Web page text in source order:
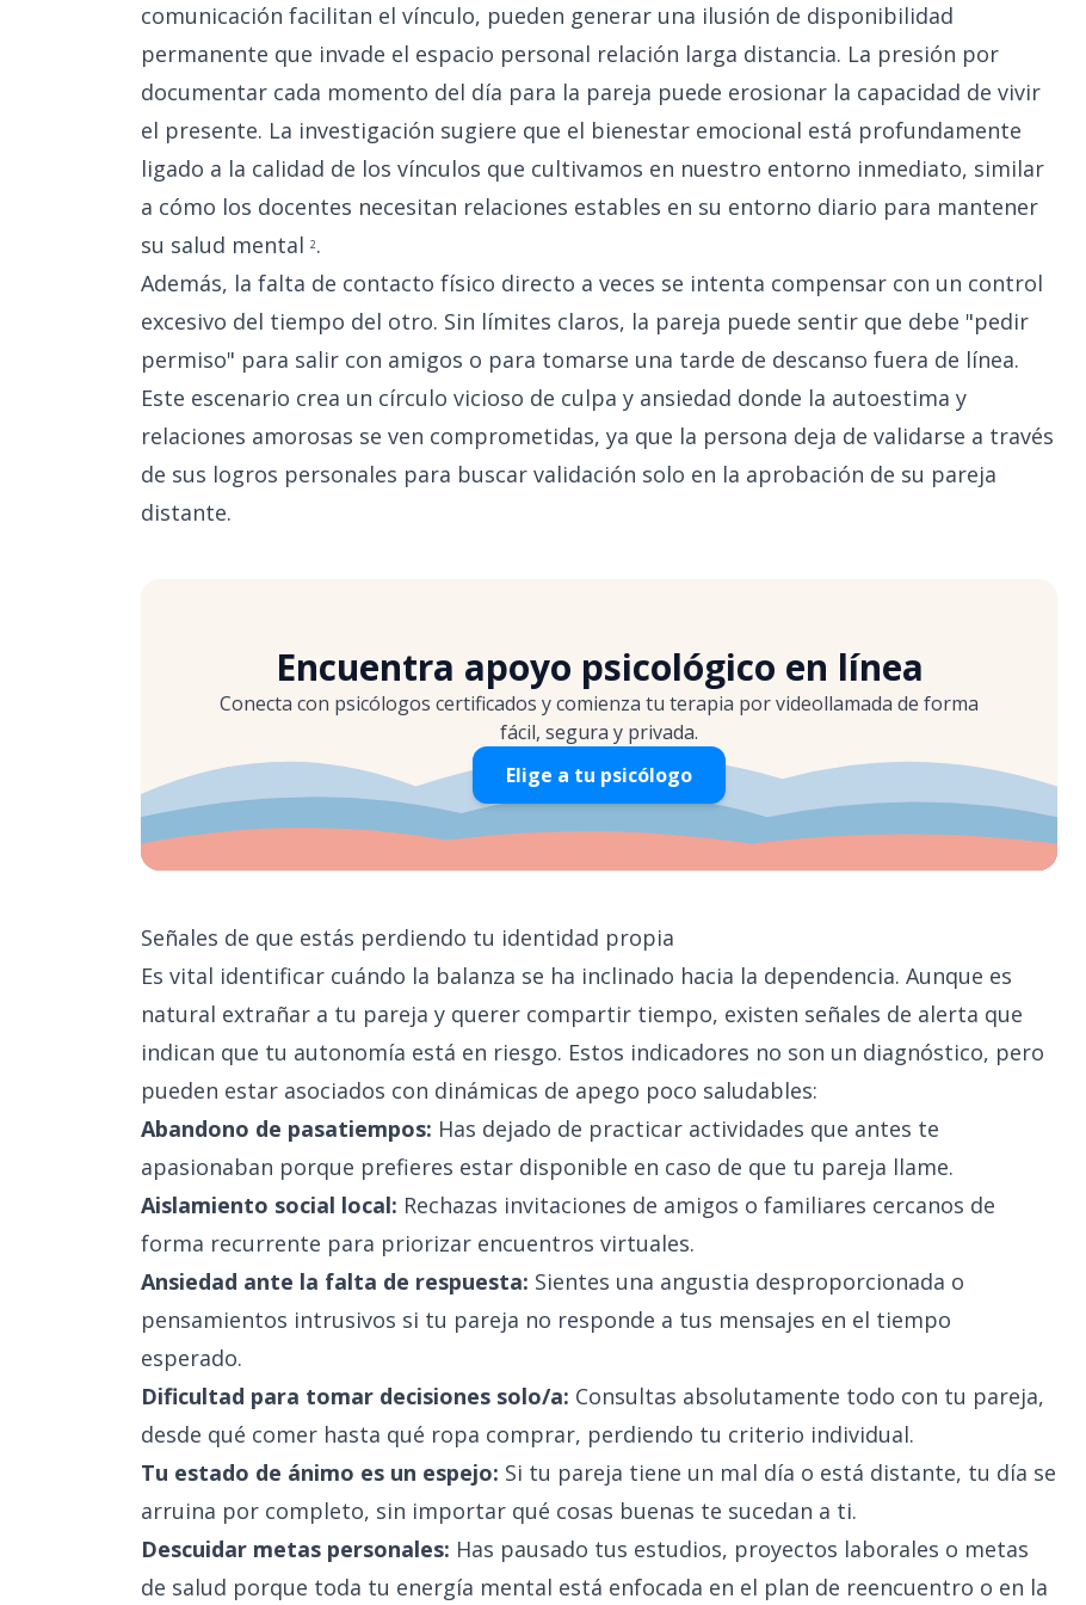
comunicación facilitan el vínculo, pueden generar una ilusión de disponibilidad
permanente que invade el espacio personal relación larga distancia. La presión por
documentar cada momento del día para la pareja puede erosionar la capacidad de vivir
el presente. La investigación sugiere que el bienestar emocional está profundamente
ligado a la calidad de los vínculos que cultivamos en nuestro entorno inmediato, similar
a cómo los docentes necesitan relaciones estables en su entorno diario para mantener
su salud mental 2.
Además, la falta de contacto físico directo a veces se intenta compensar con un control
excesivo del tiempo del otro. Sin límites claros, la pareja puede sentir que debe "pedir
permiso" para salir con amigos o para tomarse una tarde de descanso fuera de línea.
Este escenario crea un círculo vicioso de culpa y ansiedad donde la autoestima y
relaciones amorosas se ven comprometidas, ya que la persona deja de validarse a través
de sus logros personales para buscar validación solo en la aprobación de su pareja
distante.
Encuentra apoyo psicológico en línea
Conecta con psicólogos certificados y comienza tu terapia por videollamada de forma
fácil, segura y privada.
Elige a tu psicólogo
Señales de que estás perdiendo tu identidad propia
Es vital identificar cuándo la balanza se ha inclinado hacia la dependencia. Aunque es
natural extrañar a tu pareja y querer compartir tiempo, existen señales de alerta que
indican que tu autonomía está en riesgo. Estos indicadores no son un diagnóstico, pero
pueden estar asociados con dinámicas de apego poco saludables:
Abandono de pasatiempos: Has dejado de practicar actividades que antes te
apasionaban porque prefieres estar disponible en caso de que tu pareja llame.
Aislamiento social local: Rechazas invitaciones de amigos o familiares cercanos de
forma recurrente para priorizar encuentros virtuales.
Ansiedad ante la falta de respuesta: Sientes una angustia desproporcionada o
pensamientos intrusivos si tu pareja no responde a tus mensajes en el tiempo
esperado.
Dificultad para tomar decisiones solo/a: Consultas absolutamente todo con tu pareja,
desde qué comer hasta qué ropa comprar, perdiendo tu criterio individual.
Tu estado de ánimo es un espejo: Si tu pareja tiene un mal día o está distante, tu día se
arruina por completo, sin importar qué cosas buenas te sucedan a ti.
Descuidar metas personales: Has pausado tus estudios, proyectos laborales o metas
de salud porque toda tu energía mental está enfocada en el plan de reencuentro o en la